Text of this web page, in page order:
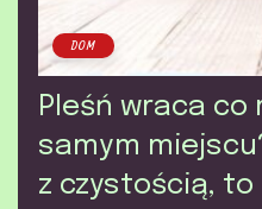
DOM
Pleśń wraca co
samym
z czystością, to